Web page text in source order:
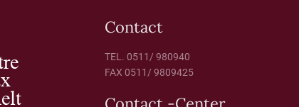
Contact
TEL. 0511/ 980940
FAX 0511/ 9809425